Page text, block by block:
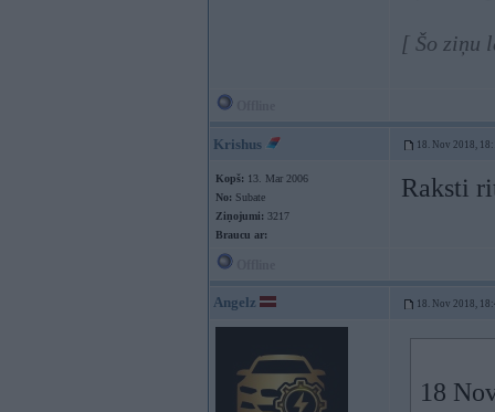
[ Šo ziņu
Krishus 18. Nov 2018,
Kopš: 13. Mar 2006
No: Subate
Ziņojumi: 3217
Braucu ar:
Raksti
Angelz 18. Nov 2018,
18